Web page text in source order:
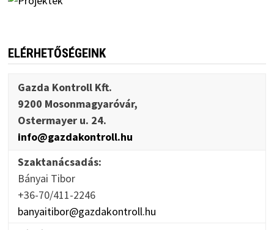
ELÉRHETŐSÉGEINK
Gazda Kontroll Kft.
9200 Mosonmagyaróvár,
Ostermayer u. 24.
info@gazdakontroll.hu
Szaktanácsadás:
Bányai Tibor
+36-70/411-2246
banyaitibor@gazdakontroll.hu